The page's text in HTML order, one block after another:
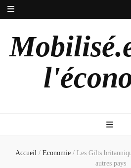
Accueil / Economie / Les Gilts
autres pays